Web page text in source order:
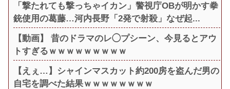
「撃たれても撃っちゃイカン」警視庁OBが明かす拳
銃使用の葛藤…河内長野「2発で射殺」なぜ起...
【動画】 昔のドラマのレ◯プシーン、今見るとアウ
トすぎるｗｗｗｗｗｗｗｗｗ
【えぇ…】シャインマスカット約200房を盗んだ男の
自宅を調べた結果ｗｗｗｗｗｗｗｗ